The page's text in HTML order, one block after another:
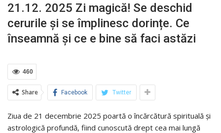
21.12. 2025 Zi magică! Se deschid
cerurile și se împlinesc dorințe. Ce
înseamnă și ce e bine să faci astăzi
460
Share Facebook Twitter
Ziua de 21 decembrie 2025 poartă o încărcătură spirituală și
astrologică profundă, fiind cunoscută drept cea mai lungă